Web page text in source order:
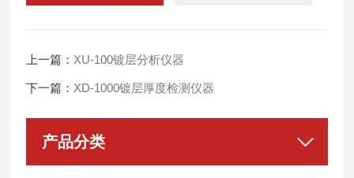
上一篇：XU-100镀层分析仪器
下一篇：XD-1000镀层厚度检测仪器
产品分类